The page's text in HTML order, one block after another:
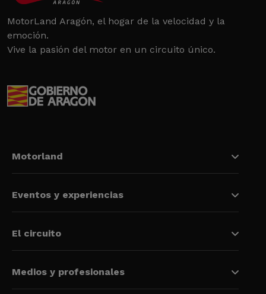
MotorLand Aragón, el hogar de la velocidad y la
emoción.
Vive la pasión del motor en un circuito único.
Motorland
Eventos y experiencias
El circuito
Medios y profesionales